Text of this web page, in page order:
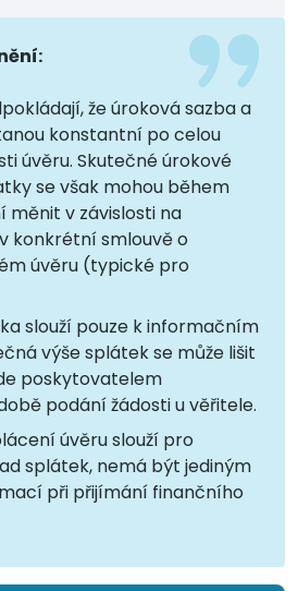
že úroková sazba a
konstantní po celou
úvěru. Skutečné úrokové
se však mohou během
měnit v závislosti na
konkrétní smlouvě o
úvěru (typické pro
slouží pouze k informačním
výše splátek se může lišit
poskytovatelem
podání žádosti u věřitele.
úvěru slouží pro
splátek, nemá být jediným
při přijímání finančního